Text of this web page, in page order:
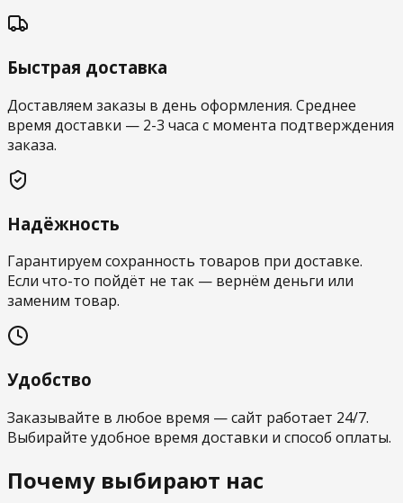
Быстрая доставка
Доставляем заказы в день оформления. Среднее
время доставки — 2-3 часа с момента подтверждения
заказа.
Надёжность
Гарантируем сохранность товаров при доставке.
Если что-то пойдёт не так — вернём деньги или
заменим товар.
Удобство
Заказывайте в любое время — сайт работает 24/7.
Выбирайте удобное время доставки и способ оплаты.
Почему выбирают нас